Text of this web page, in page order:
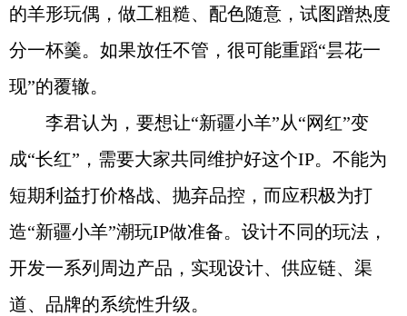
的羊形玩偶，做工粗糙、配色随意，试图蹭热度
分一杯羹。如果放任不管，很可能重蹈“昙花一
现”的覆辙。
李君认为，要想让“新疆小羊”从“网红”变
成“长红”，需要大家共同维护好这个IP。不能为
短期利益打价格战、抛弃品控，而应积极为打
造“新疆小羊”潮玩IP做准备。设计不同的玩法，
开发一系列周边产品，实现设计、供应链、渠
道、品牌的系统性升级。